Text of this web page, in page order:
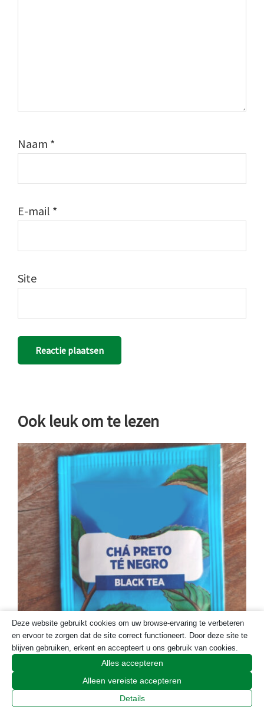
Naam *
E-mail *
Site
Ook leuk om te lezen
Zorgelijk zwart – negro en preto
Deze website gebruikt cookies om uw browse-ervaring te verbeteren
en ervoor te zorgen dat de site correct functioneert. Door deze site te
blijven gebruiken, erkent en accepteert u ons gebruik van cookies.
Alles accepteren
Alleen vereiste accepteren
Details